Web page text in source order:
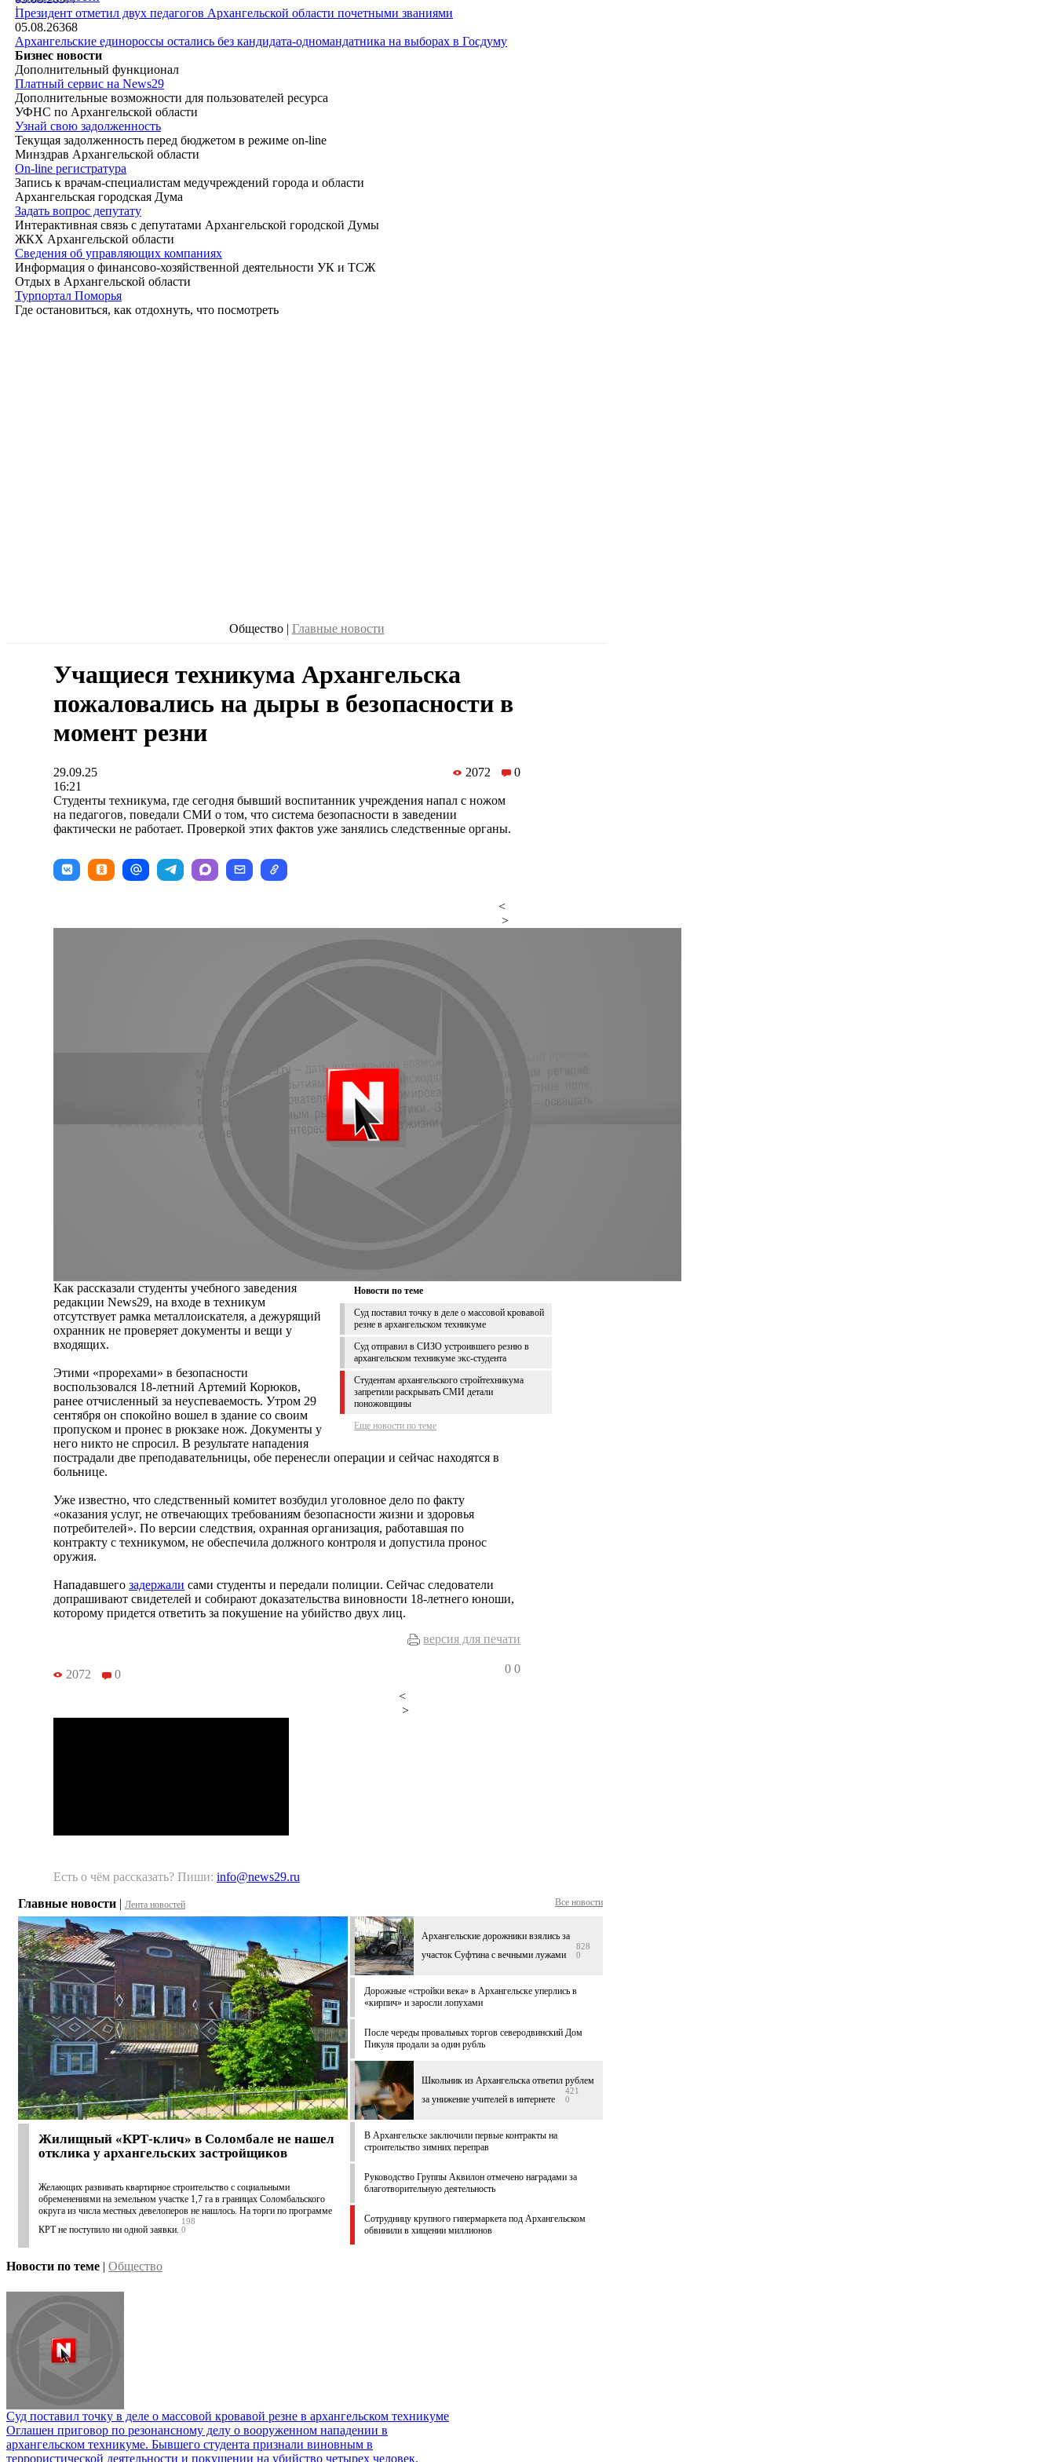
|
Президент отметил двух педагогов Архангельской области почетными званиями
05.08.26368
Архангельские единороссы остались без кандидата-одномандатника на выборах в Госдуму
Бизнес новости
Дополнительный функционал
Платный сервис на News29
Дополнительные возможности для пользователей ресурса
УФНС по Архангельской области
Узнай свою задолженность
Текущая задолженность перед бюджетом в режиме on-line
Минздрав Архангельской области
On-line регистратура
Запись к врачам-специалистам медучреждений города и области
Архангельская городская Дума
Задать вопрос депутату
Интерактивная связь с депутатами Архангельской городской Думы
ЖКХ Архангельской области
Сведения об управляющих компаниях
Информация о финансово-хозяйственной деятельности УК и ТСЖ
Отдых в Архангельской области
Турпортал Поморья
Где остановиться, как отдохнуть, что посмотреть
Общество | Главные новости
Учащиеся техникума Архангельска
пожаловались на дыры в безопасности в
момент резни
29.09.25
16:21
2072 0
Студенты техникума, где сегодня бывший воспитанник учреждения напал с ножом
на педагогов, поведали СМИ о том, что система безопасности в заведении
фактически не работает. Проверкой этих фактов уже занялись следственные органы.
<
>
Новости по теме
Суд поставил точку в деле о массовой кровавой
резне в архангельском техникуме
Суд отправил в СИЗО устроившего резню в
архангельском техникуме экс-студента
Студентам архангельского стройтехникума
запретили раскрывать СМИ детали
поножовщины
Еще новости по теме
Как рассказали студенты учебного заведения
редакции News29, на входе в техникум
отсутствует рамка металлоискателя, а дежурящий
охранник не проверяет документы и вещи у
входящих.
Этими «прорехами» в безопасности
воспользовался 18-летний Артемий Корюков,
ранее отчисленный за неуспеваемость. Утром 29
сентября он спокойно вошел в здание со своим
пропуском и пронес в рюкзаке нож. Документы у
него никто не спросил. В результате нападения
пострадали две преподавательницы, обе перенесли операции и сейчас находятся в
больнице.
Уже известно, что следственный комитет возбудил уголовное дело по факту
«оказания услуг, не отвечающих требованиям безопасности жизни и здоровья
потребителей». По версии следствия, охранная организация, работавшая по
контракту с техникумом, не обеспечила должного контроля и допустила пронос
оружия.
Нападавшего задержали сами студенты и передали полиции. Сейчас следователи
допрашивают свидетелей и собирают доказательства виновности 18-летнего юноши,
которому придется ответить за покушение на убийство двух лиц.
версия для печати
2072 0 0 0
<
>
Есть о чём рассказать? Пиши: info@news29.ru
Главные новости | Лента новостей Все новости
Жилищный «КРТ-клич» в Соломбале не нашел
отклика у архангельских застройщиков
Желающих развивать квартирное строительство с социальными
обременениями на земельном участке 1,7 га в границах Соломбальского
округа из числа местных девелоперов не нашлось. На торги по программе
КРТ не поступило ни одной заявки.
198
0
Архангельские дорожники взялись за
участок Суфтина с вечными лужами
828
0
Дорожные «стройки века» в Архангельске уперлись в
«кирпич» и заросли лопухами
После череды провальных торгов северодвинский Дом
Пикуля продали за один рубль
Школьник из Архангельска ответил рублем
за унижение учителей в интернете
421
0
В Архангельске заключили первые контракты на
строительство зимних переправ
Руководство Группы Аквилон отмечено наградами за
благотворительную деятельность
Сотрудницу крупного гипермаркета под Архангельском
обвинили в хищении миллионов
Новости по теме | Общество
Суд поставил точку в деле о массовой кровавой резне в архангельском техникуме
Оглашен приговор по резонансному делу о вооруженном нападении в
архангельском техникуме. Бывшего студента признали виновным в
террористической деятельности и покушении на убийство четырех человек.